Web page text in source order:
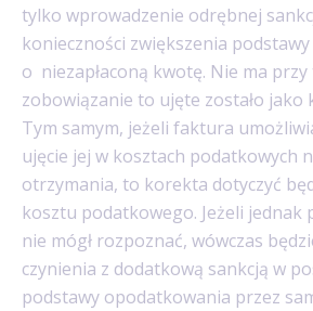
tylko wprowadzenie odrębnej
konieczności zwiększenia
o niezapłaconą kwotę. Nie ma przy
zobowiązanie to ujęte zostało jako
Tym samym, jeżeli faktura
ujęcie jej w kosztach podatkowych
otrzymania, to korekta dotyczyć
kosztu podatkowego. Jeżeli jednak
nie mógł rozpoznać, wówczas
czynienia z dodatkową sankcją w
podstawy opodatkowania przez